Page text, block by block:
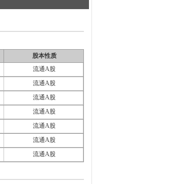
股本性质
流通A股
流通A股
流通A股
流通A股
流通A股
流通A股
流通A股